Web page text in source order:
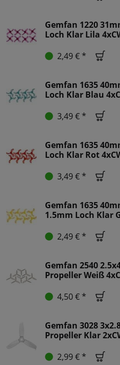
Gemfan 1220
Loch Klar Lila
2,49 € *
Gemfan 1635
Loch Klar Blau
3,49 € *
Gemfan 1635
Loch Klar Rot
3,49 € *
Gemfan 1635
1.5mm Loch Klar
2,49 € *
Gemfan 2540
Propeller Weiß
4,50 € *
Gemfan 3028
Propeller Klar
2,99 € *